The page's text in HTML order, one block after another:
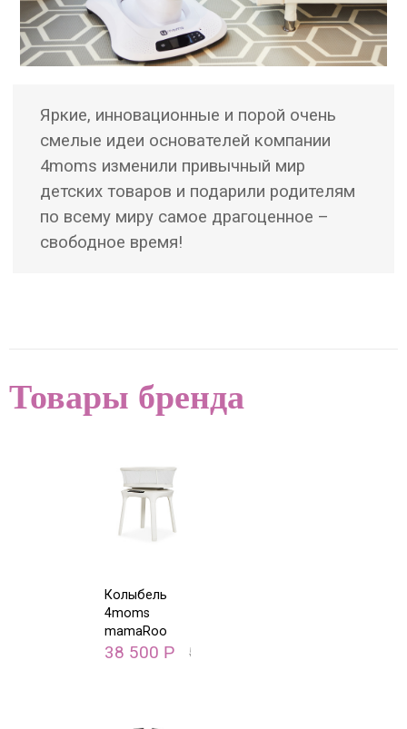
Яркие, инновационные и порой очень
смелые идеи основателей компании
4moms изменили привычный мир
детских товаров и подарили родителям
по всему миру самое драгоценное –
свободное время!
Товары бренда
Колыбель
4moms
mamaRoo
38 500 Р 55 000